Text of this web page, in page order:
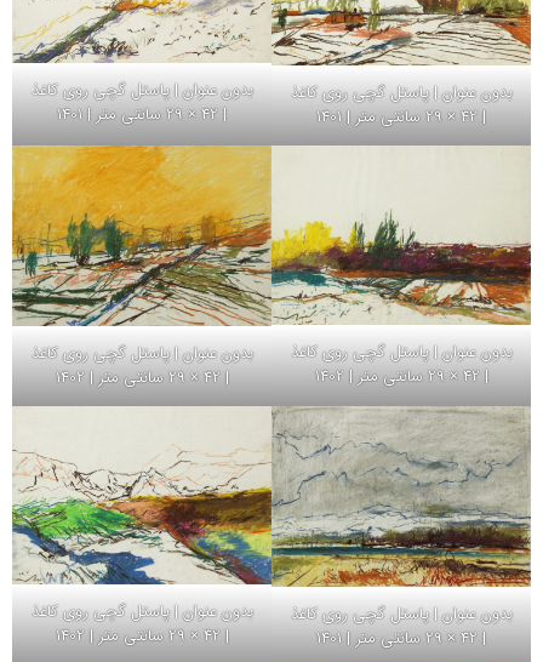
بدون عنوان | پاستل گچی روی کاغذ
| 42 × 29 سانتی متر | 1401
بدون عنوان | پاستل گچی روی کاغذ
| 42 × 29 سانتی متر | 1401
بدون عنوان | پاستل گچی روی کاغذ
| 42 × 29 سانتی متر | 1402
بدون عنوان | پاستل گچی روی کاغذ
| 42 × 29 سانتی متر | 1402
بدون عنوان | پاستل گچی روی کاغذ
| 42 × 29 سانتی متر | 1401
بدون عنوان | پاستل گچی روی کاغذ
| 42 × 29 سانتی متر | 1402